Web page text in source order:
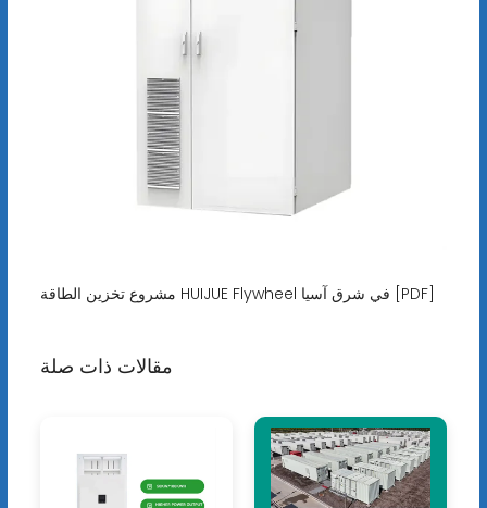
مشروع تخزين الطاقة HUIJUE Flywheel في شرق آسيا [PDF]
مقالات ذات صلة